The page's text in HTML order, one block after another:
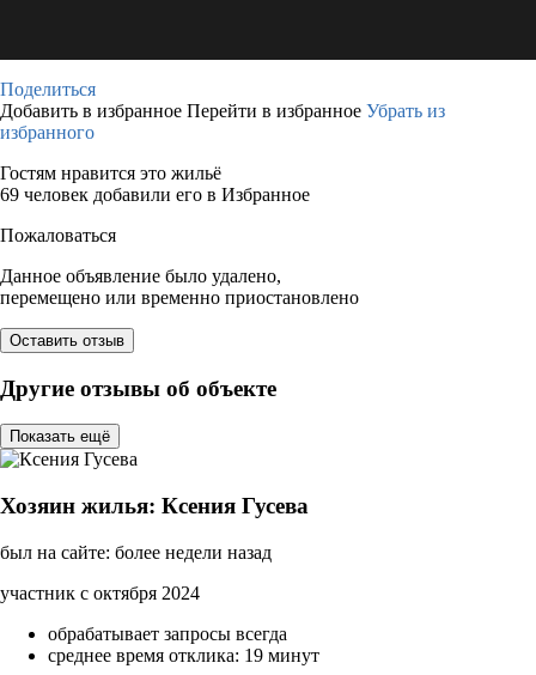
Поделиться
Добавить в избранное Перейти в избранное Убрать из
избранного
Гостям нравится это жильё
69 человек добавили его в Избранное
Пожаловаться
Данное объявление было удалено,
перемещено или временно приостановлено
Оставить отзыв
Другие отзывы об объекте
Показать ещё
Хозяин жилья: Ксения Гусева
был на сайте: более недели назад
участник с октября 2024
обрабатывает запросы всегда
среднее время отклика: 19 минут